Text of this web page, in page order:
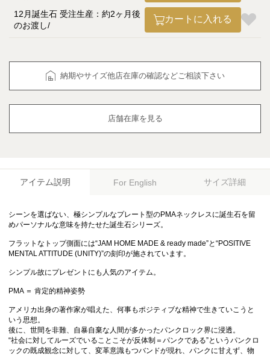
12月誕生石 受注生産：約2ヶ月後
のお渡し
カートに入れる
納期やサイズ他店在庫の確認などご相談下さい
店舗在庫を見る
アイテム説明 For English サイズ詳細
シーンを選ばない、極シンプルなプレート型のPMAネックレスに誕生石を留
めパーソナルな意味を持たせた誕生石シリーズ。
フラットなトップ側面には“JAM HOME MADE & ready made”と“POSITIVE
MENTAL ATTITUDE (UNITY)”の刻印が施されています。
シンプル故にプレゼントにも人気のアイテム。
PMA ＝ 肯定的精神姿勢
アメリカ出身の著作家が唱えた、何事もポジティブな精神で生きていこうと
いう思想。
後に、世間を非難、自暴自棄な人間が多かったパンクロック界に浸透。
“社会に対してルーズでいることこそが反体制＝パンクである”というパンクロ
ックの既成観念に対して、変革意識もつバンドが現れ、パンクに甘えず、物